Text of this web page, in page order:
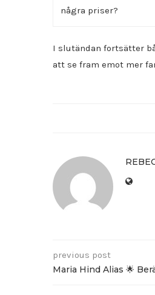
några priser?
I slutändan fortsätter
att se fram emot mer
previous post
Maria Hind Alias 🌟